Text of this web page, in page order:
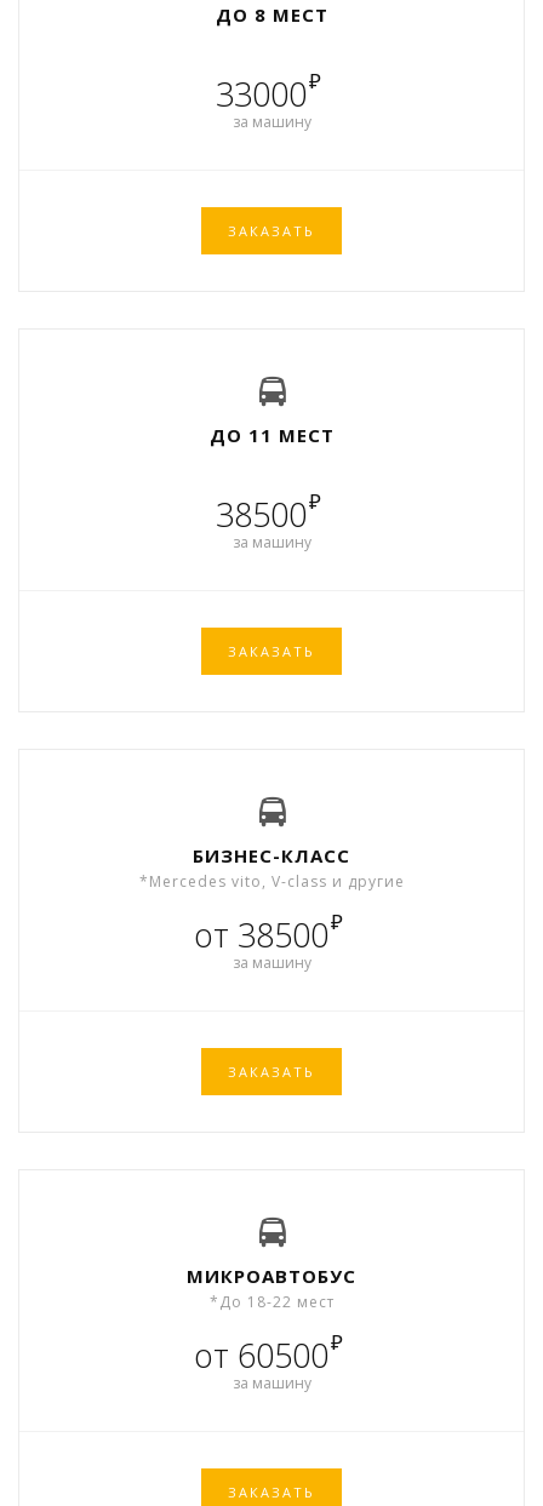
ДО 8 МЕСТ
33000₽
за машину
ЗАКАЗАТЬ
ДО 11 МЕСТ
38500₽
за машину
ЗАКАЗАТЬ
БИЗНЕС-КЛАСС
*Mercedes vito, V-class и другие
от 38500₽
за машину
ЗАКАЗАТЬ
МИКРОАВТОБУС
*До 18-22 мест
от 60500₽
за машину
ЗАКАЗАТЬ